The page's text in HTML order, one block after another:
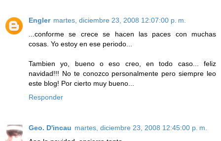
Engler martes, diciembre 23, 2008 12:07:00 p. m.
...conforme se crece se hacen las paces con muchas
cosas. Yo estoy en ese periodo...
Tambien yo, bueno o eso creo, en todo caso... feliz
navidad!!! No te conozco personalmente pero siempre leo
este blog! Por cierto muy bueno...
Responder
Geo. D'incau martes, diciembre 23, 2008 12:45:00 p. m.